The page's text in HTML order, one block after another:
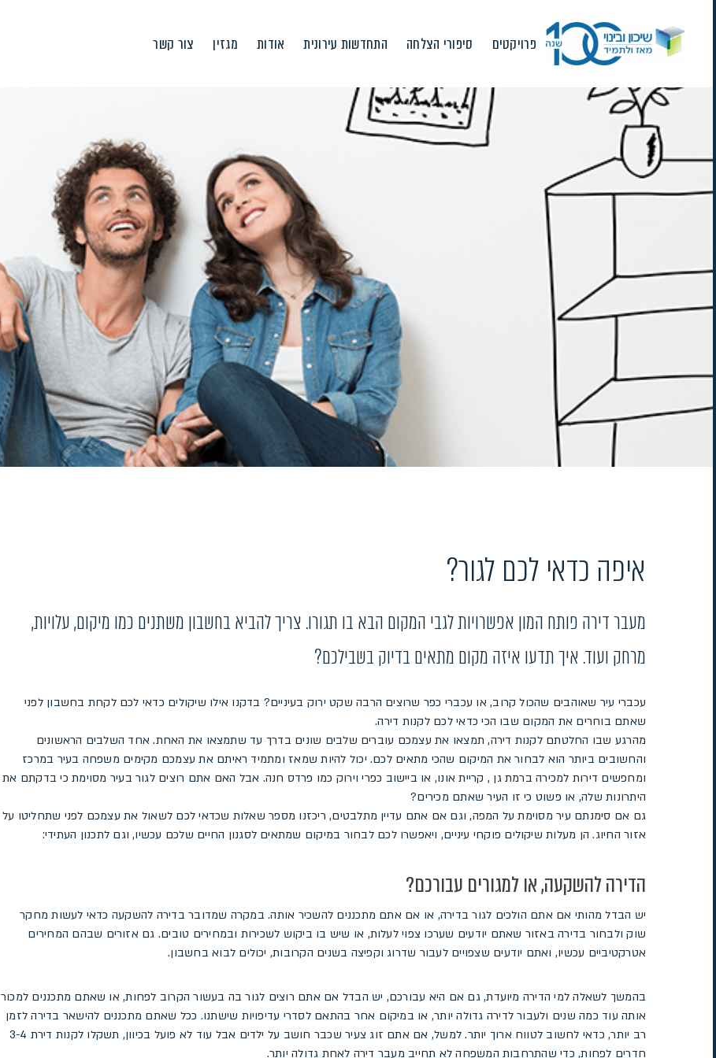
content
פרויקטים סיפורי הצלחה התחדשות עירונית אודות מגזין צור קשר
איפה כדאי לכם לגור?
מעבר דירה פותח המון אפשרויות לגבי המקום הבא בו תגורו. צריך להביא בחשבון משתנים כמו מיקום, עלויות,
מרחק ועוד. איך תדעו איזה מקום מתאים בדיוק בשבילכם?
עכברי עיר שאוהבים שהכול קרוב, או עכברי כפר שרוצים הרבה שקט ירוק בעיניים? בדקנו אילו שיקולים כדאי לכם לקחת בחשבון לפני
שאתם בוחרים את המקום שבו הכי כדאי לכם לקנות דירה.
מהרגע שבו החלטתם לקנות דירה, תמצאו את עצמכם עוברים שלבים שונים בדרך עד שתמצאו את האחת. אחד השלבים הראשונים
והחשובים ביותר הוא לבחור את המיקום שהכי מתאים לכם. יכול להיות שמאז ומתמיד ראיתם את עצמכם מקימים משפחה בעיר במרכז
ומחפשים דירות למכירה ברמת גן , קריית אונו, או ביישוב כפרי וירוק כמו פרדס חנה. אבל האם אתם רוצים לגור בעיר מסוימת כי בדקתם את
היתרונות שלה, או פשוט כי זו העיר שאתם מכירים?
גם אם סימנתם עיר מסוימת על המפה, וגם אם אתם עדיין מתלבטים, ריכזנו מספר שאלות שכדאי לכם לשאול את עצמכם לפני שתחליטו על
אזור החיוג. הן מעלות שיקולים פוקחי עיניים, ויאפשרו לכם לבחור במיקום שמתאים לסגנון החיים שלכם עכשיו, וגם לתכנון העתידי:
הדירה להשקעה, או למגורים עבורכם?
יש הבדל מהותי אם אתם הולכים לגור בדירה, או אם אתם מתכננים להשכיר אותה. במקרה שמדובר בדירה להשקעה כדאי לעשות מחקר
שוק ולבחור בדירה באזור שאתם יודעים שערכו צפוי לעלות, או שיש בו ביקוש לשכירות ובמחירים טובים. גם אזורים שבהם המחירים
אטרקטיביים עכשיו, ואתם יודעים שצפויים לעבור שדרוג וקפיצה בשנים הקרובות, יכולים לבוא בחשבון.
בהמשך לשאלה למי הדירה מיועדת, גם אם היא עבורכם, יש הבדל אם אתם רוצים לגור בה בעשור הקרוב לפחות, או שאתם מתכננים למכור
אותה עוד כמה שנים ולעבור לדירה גדולה יותר, או במיקום אחר בהתאם לסדרי עדיפויות שישתנו. ככל שאתם מתכננים להישאר בדירה לזמן
רב יותר, כדאי לחשוב לטווח ארוך יותר. למשל, אם אתם זוג צעיר שכבר חושב על ילדים אבל עוד לא פועל בכיוון, תשקלו לקנות דירת 3-4
חדרים לפחות, כדי שהתרחבות המשפחה לא תחייב מעבר דירה לאחת גדולה יותר.